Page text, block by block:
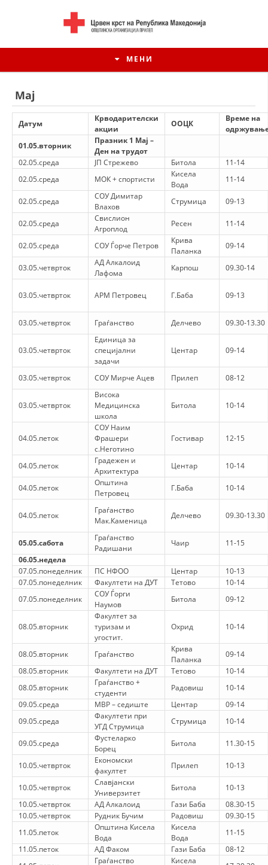
МЕНИ
ИСТОРИЈАТ НА ЦКРСМ
ИСТОРИЈАТ НА ДВИЖЕЊЕТО
СТРУКТУРА НА ОРГАНИЗАЦИЈАТА
КОНТАКТ ИНФОРМАЦИИ
ЗАКОН ЗА ЦКРМ
СТАТУТ НА ЦКРМ
ОРГАНИЗАЦИЈА И РАЗВОЈ
РАКОВОДЕН ОДБОР
ДИСЕМИНАЦИЈА
MЕЃУНАРОДНО ХУМАНИТАРНО ПРАВО
ПРОМОЦИЈА НА ХУМАНИ ВРЕДНОСТИ
УПОТРЕБА И ЗАШТИТА НА АМБЛЕМОТ
СОЦИЈАЛНО ХУМАНИТАРНА ДЕЈНОСТ
ПОДГОТВЕНОСТ И ДЕЈСТВО ПРИ КАТАСТРОФИ
ТИМОВИ НА ООЦК
СПАСИТЕЛНА СТАНИЦА ВОДНО
ПРОЕКТИ – ПОДГОТВЕНОСТ И ДЕЈСТВУВАЊЕ ПРИ КАТАСТРОФИ
ОДНОСИ СО ЈАВНОСТ
ИСТРАЖУВАЊЕ НА ЈАВНО МИСЛЕЊЕ
МЕЃУНАРОДНА СОРАБОТКА
ДОГОВОРИ
Мај
Датум
Крводарителски
акции
ООЦК
Време на
01.05.вторник
Празник 1 Мај –
Ден на трудот
02.05.среда
ЈП Стрежево Битола
11-14
02.05.среда
МОК + спортисти
Кисела
Вода
11-14
02.05.среда
СОУ Димитар
Влахов
Струмица 09-13
02.05.среда
Свислион
Агроплод
Ресен 11-14
02.05.среда СОУ Ѓорче Петров
Крива
Паланка
09-14
03.05.четврток
АД Алкалоид
Лафома
Карпош 09.30-14
03.05.четврток АРМ Петровец Г.Баба 09-13
03.05.четврток Граѓанство Делчево 09.30-13.30
03.05.четврток
Единица за
специјални
задачи
Центар 09-14
03.05.четврток СОУ Мирче Ацев Прилеп 08-12
03.05.четврток
Висока
Медицинска
школа
Битола 10-14
04.05.петок
СОУ Наим
Фрашери
с.Неготино
Гостивар 12-15
04.05.петок
Градежен и
Архитектура
Центар 10-14
04.05.петок
Општина
Петровец
Г.Баба 10-14
04.05.петок
Граѓанство
Мак.Каменица
Делчево 09.30-13.30
05.05.сабота
Граѓанство
Радишани
Чаир
11-15
06.05.недела
07.05.понеделник
ПС НФОО Центар
10-13
07.05.понеделник
Факултети на ДУТ Тетово
10-14
07.05.понеделник
СОУ Ѓорги
Наумов
Битола 09-12
08.05.вторник
Факултет за
туризам и
угостит.
Охрид 10-14
08.05.вторник Граѓанство
Крива
Паланка
09-14
08.05.вторник
Факултети на ДУТ Тетово
10-14
08.05.вторник
Граѓанство +
студенти
Радовиш
10-14
09.05.среда
МВР – седиште Центар
09-14
09.05.среда
Факултети при
УГД Струмица
Струмица 10-14
09.05.среда
Фустеларко
Борец
Битола 11.30-15
10.05.четврток
Економски
факултет
Прилеп 10-13
10.05.четврток
Славјански
Универзитет
Битола
10-13
10.05.четврток
АД Алкалоид Гази Баба
08.30-15
10.05.четврток
Рудник Бучим Радовиш
09.30-15
11.05.петок
Општина Кисела
Вода
Кисела
Вода
11-15
11.05.петок
АД Факом Гази Баба
08-12
Граѓанство
Кисела